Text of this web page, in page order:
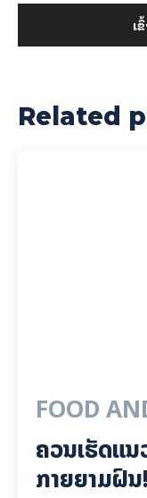
ເ
Related
FOOD
ຄວນເຮັດແ
ກາຍຍາມຝົນ!